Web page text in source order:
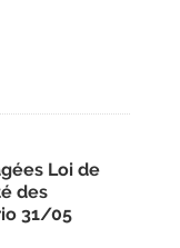
Loi de
des
31/05